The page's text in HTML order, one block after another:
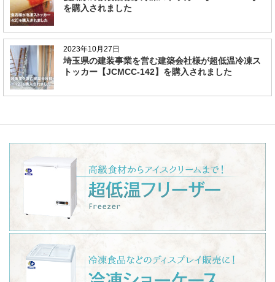
を購入されました
2023年10月27日
埼玉県の建装事業を営む建築会社様が超低温冷凍ス
トッカー【JCMCC-142】を購入されました